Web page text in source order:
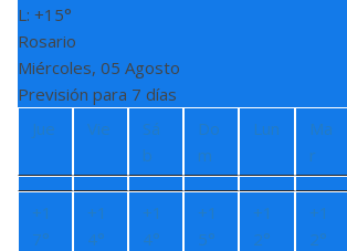
L: +15°
Rosario
Miércoles, 05 Agosto
Previsión para 7 días
Jue
Vie
Sá
b
Do
m
Lun
Ma
r
+1
7°
+1
4°
+1
4°
+1
5°
+1
2°
+1
2°